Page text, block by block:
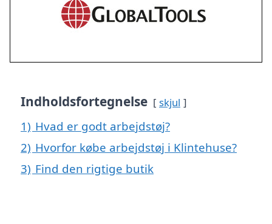
Indholdsfortegnelse skjul
1) Hvad er godt arbejdstøj?
2) Hvorfor købe arbejdstøj i Klintehuse?
3) Find den rigtige butik